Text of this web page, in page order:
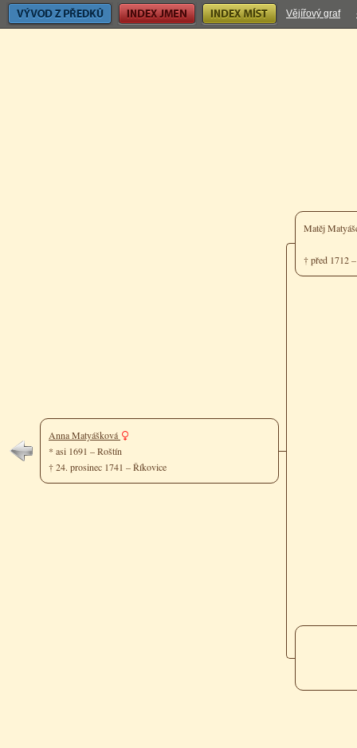
Vývod z předků Index jmen Index míst Vějířový graf
Anna Matyášková
* asi 1691 – Roštín
† 24. prosinec 1741 – Říkovice
Matěj
† před 1712